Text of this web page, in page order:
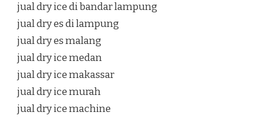
jual dry ice di bandar lampung
jual dry es di lampung
jual dry es malang
jual dry ice medan
jual dry ice makassar
jual dry ice murah
jual dry ice machine